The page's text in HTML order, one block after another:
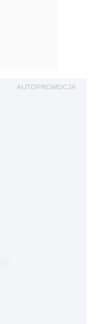
AUTOPROMOCJA